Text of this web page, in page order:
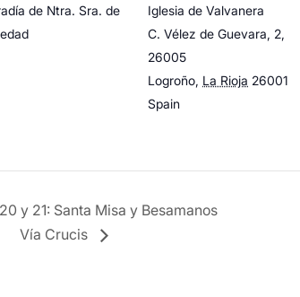
de Ntra. Sra. de
Iglesia de Valvanera
C. Vélez de Guevara, 2,
26005
Logroño, La Rioja 26001
Spain
y 21: Santa Misa y Besamanos
Vía Crucis